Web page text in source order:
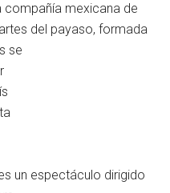
compañía mexicana de
del payaso, formada
se
un espectáculo dirigido